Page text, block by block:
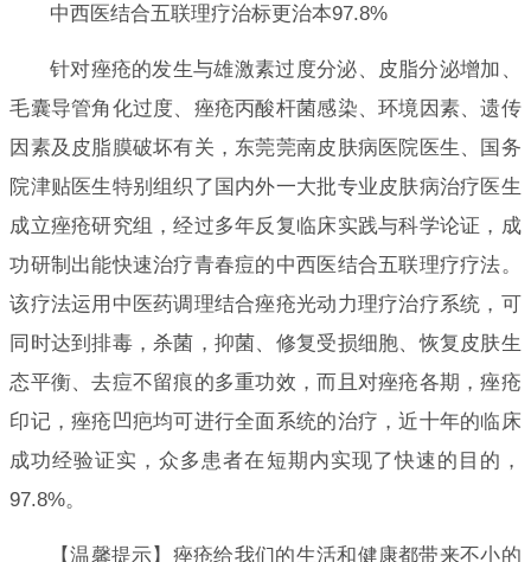
中西医结合五联理疗治标更治本97.8%
针对痤疮的发生与雄激素过度分泌、皮脂分泌增加、
毛囊导管角化过度、痤疮丙酸杆菌感染、环境因素、遗传
因素及皮脂膜破坏有关，东莞莞南皮肤病医院医生、国务
院津贴医生特别组织了国内外一大批专业皮肤病治疗医生
成立痤疮研究组，经过多年反复临床实践与科学论证，成
功研制出能快速治疗青春痘的中西医结合五联理疗疗法。
该疗法运用中医药调理结合痤疮光动力理疗治疗系统，可
同时达到排毒，杀菌，抑菌、修复受损细胞、恢复皮肤生
态平衡、去痘不留痕的多重功效，而且对痤疮各期，痤疮
印记，痤疮凹疤均可进行全面系统的治疗，近十年的临床
成功经验证实，众多患者在短期内实现了快速的目的，
97.8%。
【温馨提示】痤疮给我们的生活和健康都带来不小的